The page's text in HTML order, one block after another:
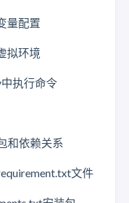
量配置
拟环境
执行命令
和依赖关系
文件